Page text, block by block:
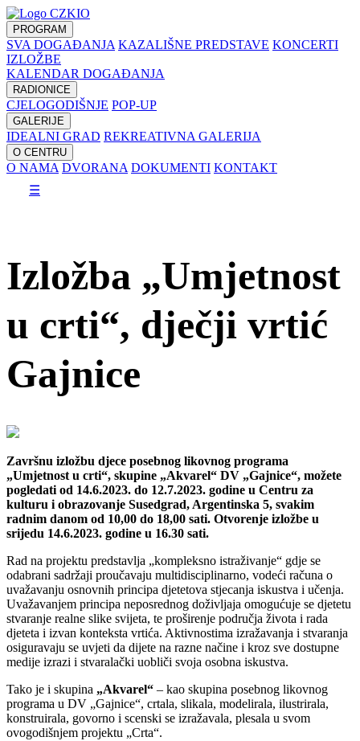
PROGRAM
SVA DOGAĐANJA KAZALIŠNE PREDSTAVE KONCERTI
IZLOŽBE
KALENDAR DOGAĐANJA
RADIONICE
CJELOGODIŠNJE POP-UP
GALERIJE
IDEALNI GRAD REKREATIVNA GALERIJA
O CENTRU
O NAMA DVORANA DOKUMENTI KONTAKT
☰
Izložba „Umjetnost
u crti“, dječji vrtić
Gajnice
Završnu izložbu djece posebnog likovnog programa
„Umjetnost u crti“, skupine „Akvarel“ DV „Gajnice“, možete
pogledati od 14.6.2023. do 12.7.2023. godine u Centru za
kulturu i obrazovanje Susedgrad, Argentinska 5, svakim
radnim danom od 10,00 do 18,00 sati. Otvorenje izložbe u
srijedu 14.6.2023. godine u 16.30 sati.
Rad na projektu predstavlja „kompleksno istraživanje“ gdje se
odabrani sadržaji proučavaju multidisciplinarno, vodeći računa o
uvažavanju osnovnih principa djetetova stjecanja iskustva i učenja.
Uvažavanjem principa neposrednog doživljaja omogućuje se djetetu
stvaranje realne slike svijeta, te proširenje područja života i rada
djeteta i izvan konteksta vrtića. Aktivnostima izražavanja i stvaranja
osiguravaju se uvjeti da dijete na razne načine i kroz sve dostupne
medije izrazi i stvaralački uobliči svoja osobna iskustva.
Tako je i skupina „Akvarel“ – kao skupina posebnog likovnog
programa u DV „Gajnice“, crtala, slikala, modelirala, ilustrirala,
konstruirala, govorno i scenski se izražavala, plesala u svom
ovogodišnjem projektu „Crta“.